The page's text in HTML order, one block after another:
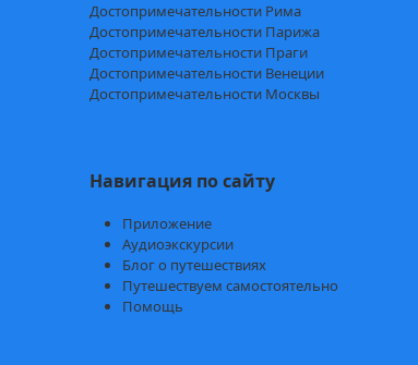
Достопримечательности Рима
Достопримечательности Парижа
Достопримечательности Праги
Достопримечательности Венеции
Достопримечательности Москвы
Навигация по сайту
Приложение
Аудиоэкскурсии
Блог о путешествиях
Путешествуем самостоятельно
Помощь